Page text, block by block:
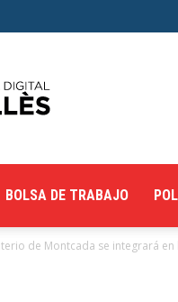
BOLSA DE TRABAJO
de Montcada se integrará